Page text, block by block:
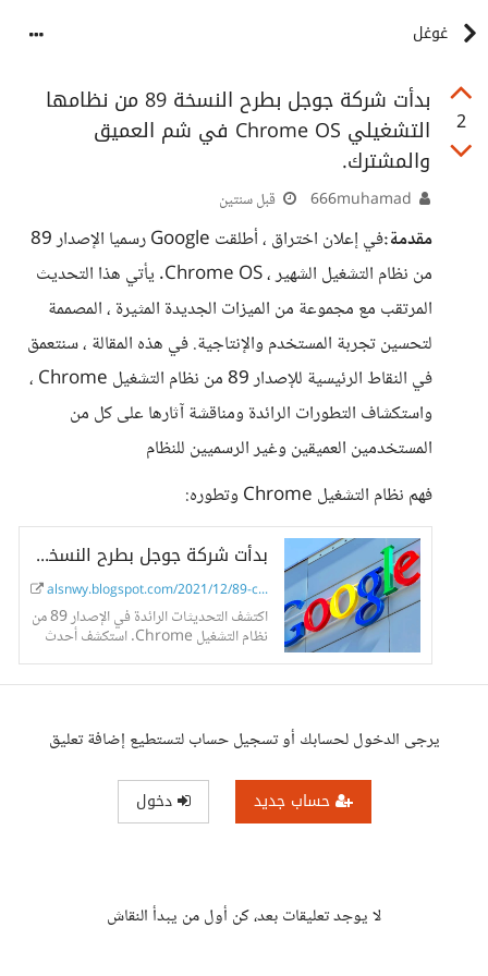
غوغل
2
بدأت شركة جوجل بطرح النسخة 89 من نظامها
التشغيلي Chrome OS في شم العميق
والمشترك.
قبل سنتين
مقدمة:
في إعلان اختراق ، أطلقت Google رسميا الإصدار 89
من نظام التشغيل الشهير ، Chrome OS. يأتي هذا التحديث
المرتقب مع مجموعة من الميزات الجديدة المثيرة ، المصممة
لتحسين تجربة المستخدم والإنتاجية. في هذه المقالة ، سنتعمق
في النقاط الرئيسية للإصدار 89 من نظام التشغيل Chrome ،
واستكشاف التطورات الرائدة ومناقشة آثارها على كل من
المستخدمين العميقين وغير الرسميين للنظام
فهم نظام التشغيل Chrome وتطوره:
بدأت شركة جوجل بطرح النسخة 89 من نظامها التشغيلي Chrome OS في شم العميق والمشترك.
alsnwy.blogspot.com/2021/12/89-chrom...
اكتشف التحديثات الرائدة في الإصدار 89 من
نظام التشغيل Chrome. استكشف أحدث
الميزات ، بما في ذلك تعدد المهام المحسن ،
يرجى الدخول لحسابك أو تسجيل حساب لتستطيع إضافة تعليق
حساب جديد دخول
لا يوجد تعليقات بعد، كن أول من يبدأ النقاش